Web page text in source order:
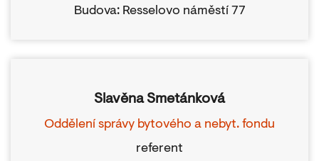
Budova: Resselovo náměstí 77
Slavěna Smetánková
Oddělení správy bytového a nebyt. fondu
referent